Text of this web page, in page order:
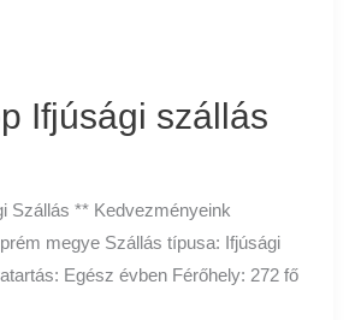
Ifjúsági szállás
Szállás ** Kedvezményeink
megye Szállás típusa: Ifjúsági
Egész évben Férőhely: 272 fő